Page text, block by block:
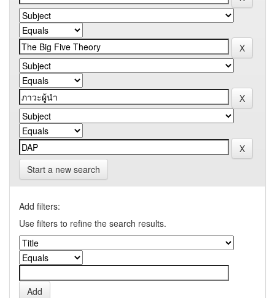
Start a new search
Add filters:
Use filters to refine the search results.